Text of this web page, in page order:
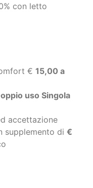
con letto
€ 15,00 a
uso Singola
accettazione
supplemento di €